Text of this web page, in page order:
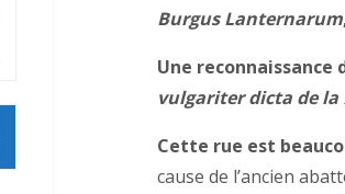
Burgus Lanternarum
Une reconnaissance
vulgariter dicta de la
Cette rue est
cause de l’ancien